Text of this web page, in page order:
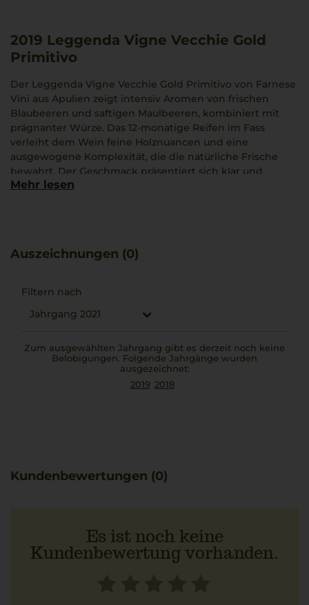
2019 Leggenda Vigne Vecchie Gold
Primitivo
Der Leggenda Vigne Vecchie Gold Primitivo von Farnese
Vini aus Apulien zeigt intensiv Aromen von frischen
Blaubeeren und saftigen Maulbeeren, kombiniert mit
prägnanter Würze. Das 12-monatige Reifen im Fass
verleiht dem Wein feine Holznuancen und eine
ausgewogene Komplexität, die die natürliche Frische
bewahrt. Der Geschmack präsentiert sich klar und
trocken, mit einer animierenden Frucht und
die Charakteristik der Region.
Mehr lesen
Auszeichnungen (0)
Filtern nach
Jahrgang 2021
Zum ausgewählten Jahrgang gibt es derzeit noch keine
Belobigungen. Folgende Jahrgänge wurden
ausgezeichnet:
2019 2018
Kundenbewertungen (0)
Es ist noch keine
Kundenbewertung vorhanden.